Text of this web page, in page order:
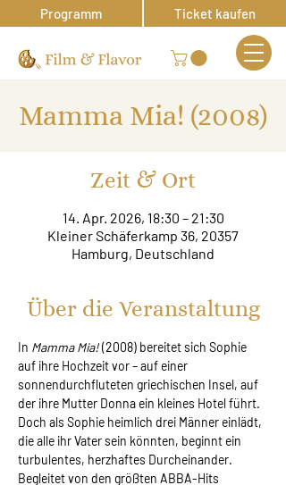
Programm Ticket kaufen
Mamma Mia! (2008)
Zeit & Ort
14. Apr. 2026, 18:30 – 21:30
Kleiner Schäferkamp 36, 20357
Hamburg, Deutschland
Über die Veranstaltung
In Mamma Mia! (2008) bereitet sich Sophie
auf ihre Hochzeit vor – auf einer
sonnendurchfluteten griechischen Insel, auf
der ihre Mutter Donna ein kleines Hotel führt.
Doch als Sophie heimlich drei Männer einlädt,
die alle ihr Vater sein könnten, beginnt ein
turbulentes, herzhaftes Durcheinander.
Begleitet von den größten ABBA-Hits